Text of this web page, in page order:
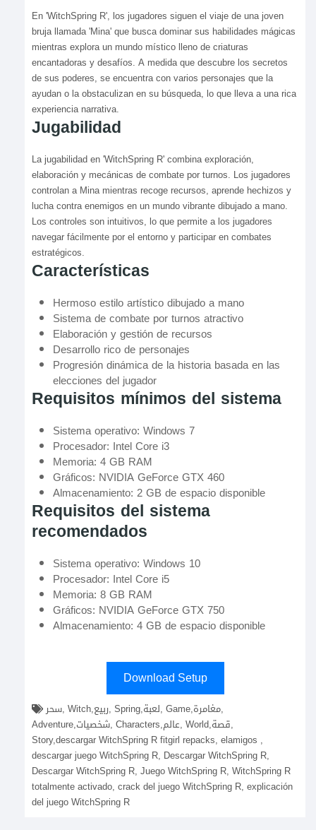
En 'WitchSpring R', los jugadores siguen el viaje de una joven
bruja llamada 'Mina' que busca dominar sus habilidades mágicas
mientras explora un mundo místico lleno de criaturas
encantadoras y desafíos. A medida que descubre los secretos
de sus poderes, se encuentra con varios personajes que la
ayudan o la obstaculizan en su búsqueda, lo que lleva a una rica
experiencia narrativa.
Jugabilidad
La jugabilidad en 'WitchSpring R' combina exploración,
elaboración y mecánicas de combate por turnos. Los jugadores
controlan a Mina mientras recoge recursos, aprende hechizos y
lucha contra enemigos en un mundo vibrante dibujado a mano.
Los controles son intuitivos, lo que permite a los jugadores
navegar fácilmente por el entorno y participar en combates
estratégicos.
Características
Hermoso estilo artístico dibujado a mano
Sistema de combate por turnos atractivo
Elaboración y gestión de recursos
Desarrollo rico de personajes
Progresión dinámica de la historia basada en las
elecciones del jugador
Requisitos mínimos del sistema
Sistema operativo: Windows 7
Procesador: Intel Core i3
Memoria: 4 GB RAM
Gráficos: NVIDIA GeForce GTX 460
Almacenamiento: 2 GB de espacio disponible
Requisitos del sistema
recomendados
Sistema operativo: Windows 10
Procesador: Intel Core i5
Memoria: 8 GB RAM
Gráficos: NVIDIA GeForce GTX 750
Almacenamiento: 4 GB de espacio disponible
Download Setup
سحر, Witch,ربيع, Spring,لعبة, Game,مغامرة,
Adventure,شخصيات, Characters,عالم, World,قصة,
Story,descargar WitchSpring R fitgirl repacks, elamigos ,
descargar juego WitchSpring R, Descargar WitchSpring R,
Descargar WitchSpring R, Juego WitchSpring R, WitchSpring R
totalmente activado, crack del juego WitchSpring R, explicación
del juego WitchSpring R